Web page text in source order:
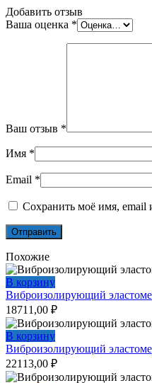
Добавить отзыв
Ваша оценка *
Ваш отзыв *
Имя *
Email *
Сохранить моё имя, email
Похожие
В корзину
Виброизолирующий
18711,00 ₽
В корзину
Виброизолирующий
22113,00 ₽